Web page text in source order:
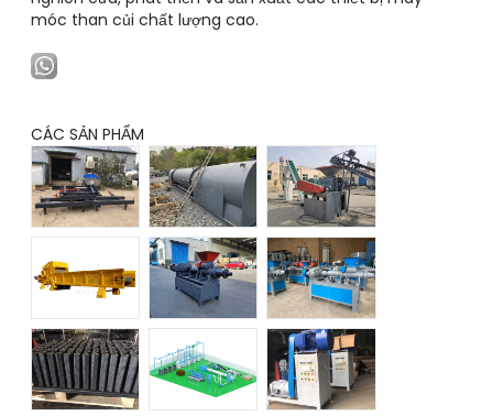
móc than củi chất lượng cao.
CÁC SẢN PHẨM